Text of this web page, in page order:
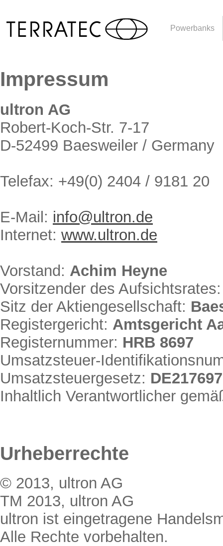
Powerbanks
Impressum
ultron AG
Robert-Koch-Str. 7-17
D-52499 Baesweiler / Germany
Telefax: +49(0) 2404 / 9181 20
E-Mail: info@ultron.de
Internet: www.ultron.de
Vorstand: Achim Heyne
Vorsitzender des
Sitz der Aktiengesellschaft:
Registergericht: Amtsgericht
Registernummer: HRB 8697
Umsatzsteuer-
Umsatzsteuergesetz:
Inhaltlich Verantwortlicher
Urheberrechte
© 2013, ultron AG
TM 2013, ultron AG
ultron ist eingetragene
Alle Rechte vorbehalten.